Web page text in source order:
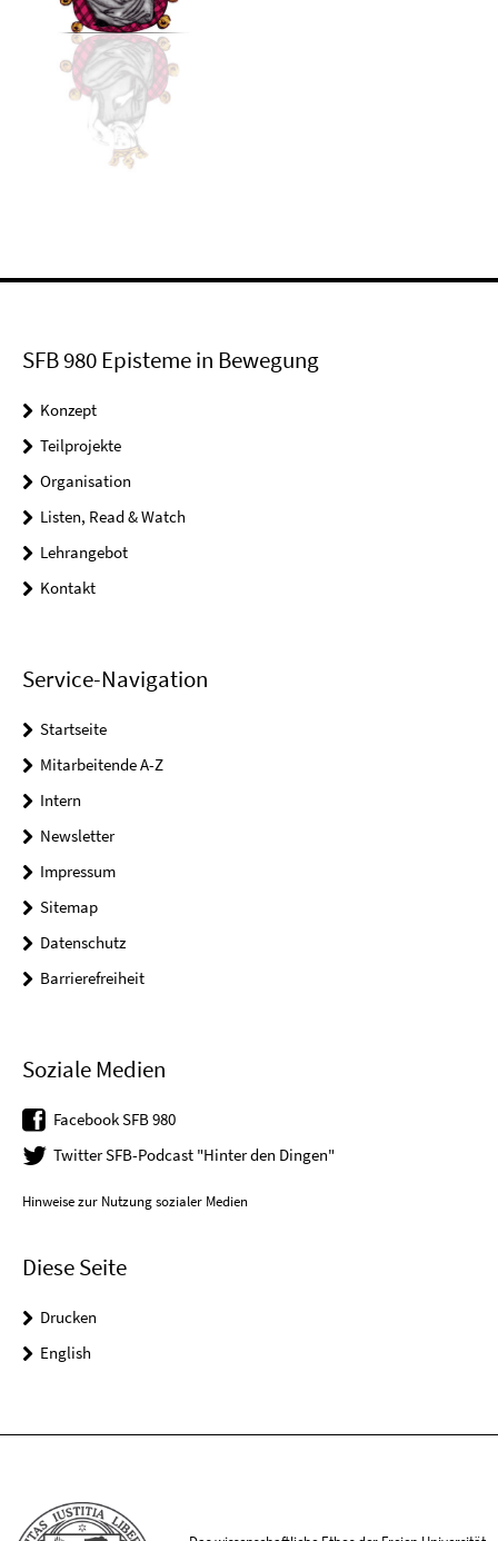
SFB 980 Episteme in Bewegung
Konzept
Teilprojekte
Organisation
Listen, Read & Watch
Lehrangebot
Kontakt
Service-Navigation
Startseite
Mitarbeitende A-Z
Intern
Newsletter
Impressum
Sitemap
Datenschutz
Barrierefreiheit
Soziale Medien
Facebook SFB 980
Twitter SFB-Podcast "Hinter den Dingen"
Hinweise zur Nutzung sozialer Medien
Diese Seite
Drucken
English